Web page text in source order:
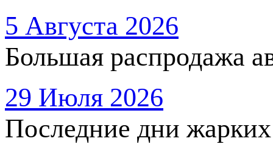
5 Августа 2026
Большая распродажа
29 Июля 2026
Последние дни